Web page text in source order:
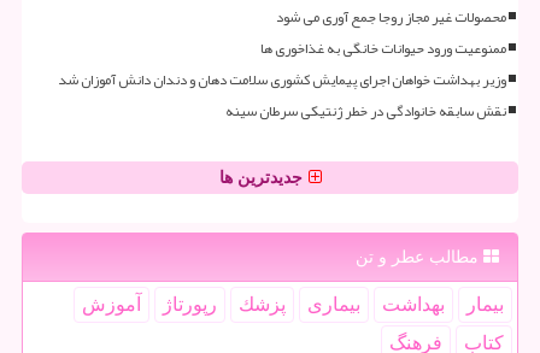
محصولات غیر مجاز روجا جمع آوری می شود
ممنوعیت ورود حیوانات خانگی به غذاخوری ها
وزیر بهداشت خواهان اجرای پیمایش کشوری سلامت دهان و دندان دانش آموزان شد
نقش سابقه خانوادگی در خطر ژنتیکی سرطان سینه
جدیدترین ها
مطالب عطر و تن
بیمار بهداشت بیماری پزشك رپورتاژ
آموزش
كتاب
فرهنگ